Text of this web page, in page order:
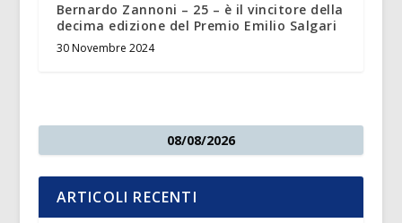
Bernardo Zannoni – 25 – è il vincitore della
decima edizione del Premio Emilio Salgari
30 Novembre 2024
08/08/2026
ARTICOLI RECENTI